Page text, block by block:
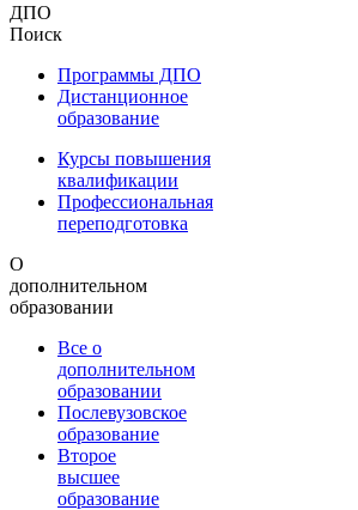
ДПО
Поиск
Программы ДПО
Дистанционное
образование
Курсы повышения
квалификации
Профессиональная
переподготовка
О
дополнительном
образовании
Все о
дополнительном
образовании
Послевузовское
образование
Второе
высшее
образование